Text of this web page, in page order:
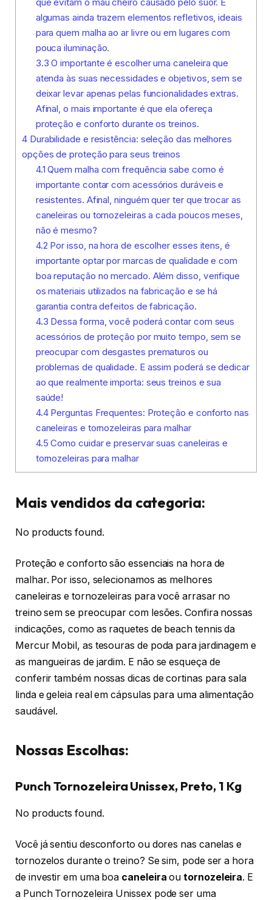
algumas ainda trazem elementos refletivos, ideais
para quem malha ao ar livre ou em lugares com
pouca iluminação.
3.3 O importante é escolher uma caneleira que
atenda às suas necessidades e objetivos, sem se
deixar levar apenas pelas funcionalidades extras.
Afinal, o mais importante é que ela ofereça
proteção e conforto durante os treinos.
4Durabilidade e resistência: seleção das melhores
opções de proteção para seus treinos
4.1 Quem malha com frequência sabe como é
importante contar com acessórios duráveis e
resistentes. Afinal, ninguém quer ter que trocar as
caneleiras ou tornozeleiras a cada poucos meses,
não é mesmo?
4.2 Por isso, na hora de escolher esses itens, é
importante optar por marcas de qualidade e com
boa reputação no mercado. Além disso, verifique
os materiais utilizados na fabricação e se há
garantia contra defeitos de fabricação.
4.3 Dessa forma, você poderá contar com seus
acessórios de proteção por muito tempo, sem se
preocupar com desgastes prematuros ou
problemas de qualidade. E assim poderá se dedicar
ao que realmente importa: seus treinos e sua
saúde!
4.4Perguntas Frequentes: Proteção e conforto nas
caneleiras e tornozeleiras para malhar
4.5 Como cuidar e preservar suas caneleiras e
tornozeleiras para malhar
Mais vendidos da categoria:
No products found.
Proteção e conforto são essenciais na hora de
malhar. Por isso, selecionamos as melhores
caneleiras e tornozeleiras para você arrasar no
treino sem se preocupar com lesões. Confira nossas
indicações, como as raquetes de beach tennis da
Mercur Mobil, as tesouras de poda para jardinagem e
as mangueiras de jardim. E não se esqueça de
conferir também nossas dicas de cortinas para sala
linda e geleia real em cápsulas para uma alimentação
saudável.
Nossas Escolhas:
Punch Tornozeleira Unissex, Preto, 1 Kg
No products found.
Você já sentiu desconforto ou dores nas canelas e
tornozelos durante o treino? Se sim, pode ser a hora
de investir em uma boa caneleira outornozeleira. E
a Punch Tornozeleira Unissex pode ser uma